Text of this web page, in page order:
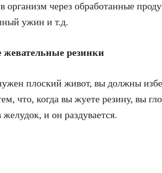
организм через обработанные
ужин и т.д.
жевательные резинки
плоский живот, вы должны
что, когда вы жуете резину, вы
желудок, и он раздувается.